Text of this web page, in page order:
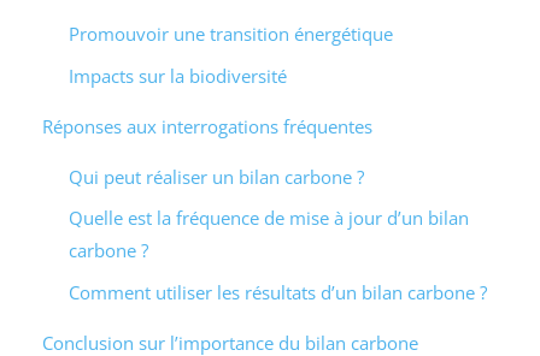
Promouvoir une transition énergétique
Impacts sur la biodiversité
Réponses aux interrogations fréquentes
Qui peut réaliser un bilan carbone ?
Quelle est la fréquence de mise à jour d’un bilan
carbone ?
Comment utiliser les résultats d’un bilan carbone ?
Conclusion sur l’importance du bilan carbone